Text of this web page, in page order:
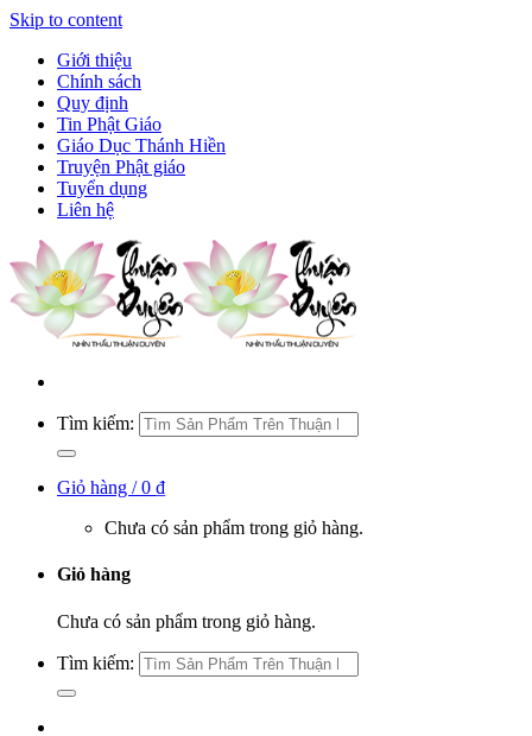
Skip to content
Giới thiệu
Chính sách
Quy định
Tin Phật Giáo
Giáo Dục Thánh Hiền
Truyện Phật giáo
Tuyển dụng
Liên hệ
Tìm kiếm:
Giỏ hàng /0 ₫
Chưa có sản phẩm trong giỏ hàng.
Giỏ hàng
Chưa có sản phẩm trong giỏ hàng.
Tìm kiếm: